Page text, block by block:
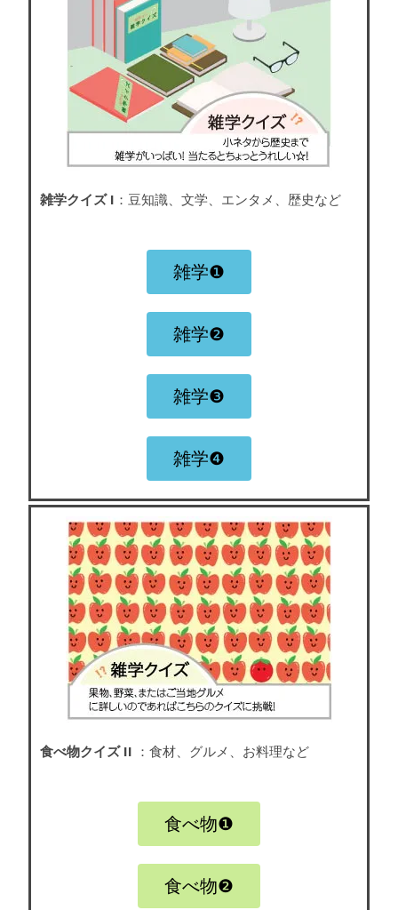
雑学クイズ I ：豆知識、文学、エンタメ、歴史など
雑学❶
雑学❷
雑学❸
雑学❹
食べ物クイズ II ：食材、グルメ、お料理など
食べ物❶
食べ物❷